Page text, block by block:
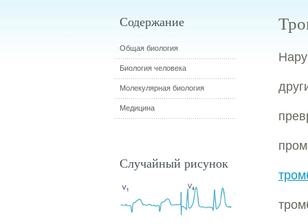
Содержание
Общая биология
Биология человека
Молекулярная биология
Медицина
Случайный рисунок